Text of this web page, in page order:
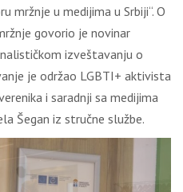
mržnje u medijima u Srbiji“. O
govorio je novinar
izveštavanju o
je održao LGBTI+ aktivista
i saradnji sa medijima
Šegan iz stručne službe.